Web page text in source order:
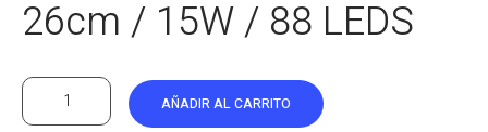
26cm / 15W / 88 LEDS
AÑADIR AL CARRITO